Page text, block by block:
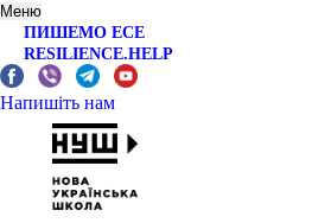
Меню
ПИШЕМО ЕСЕ
RESILIENCE.HELP
Напишіть нам